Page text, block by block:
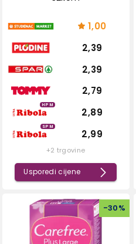
1,00
2,39
2,39
2,79
HPM
2,89
SPM
2,99
+2 trgovine
Usporedi cijene
-30%